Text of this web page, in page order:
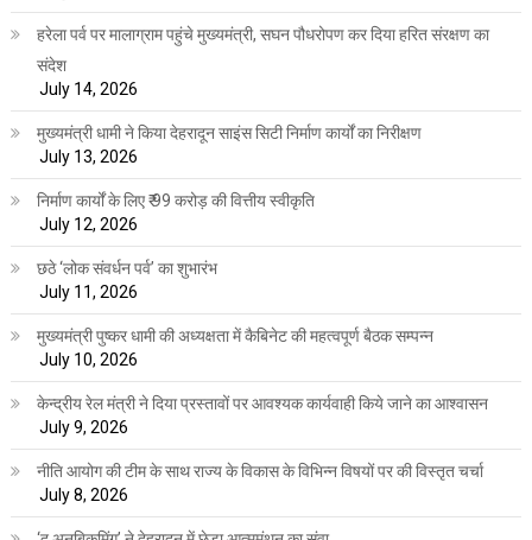
हरेला पर्व पर मालाग्राम पहुंचे मुख्यमंत्री, सघन पौधरोपण कर दिया हरित संरक्षण का
संदेश
July 14, 2026
मुख्यमंत्री धामी ने किया देहरादून साइंस सिटी निर्माण कार्यों का निरीक्षण
July 13, 2026
निर्माण कार्यों के लिए ₹ 99 करोड़ की वित्तीय स्वीकृति
July 12, 2026
छठे ‘लोक संवर्धन पर्व’ का शुभारंभ
July 11, 2026
मुख्यमंत्री पुष्कर धामी की अध्यक्षता में कैबिनेट की महत्वपूर्ण बैठक सम्पन्न
July 10, 2026
केन्द्रीय रेल मंत्री ने दिया प्रस्तावों पर आवश्यक कार्यवाही किये जाने का आश्वासन
July 9, 2026
नीति आयोग की टीम के साथ राज्य के विकास के विभिन्न विषयों पर की विस्तृत चर्चा
July 8, 2026